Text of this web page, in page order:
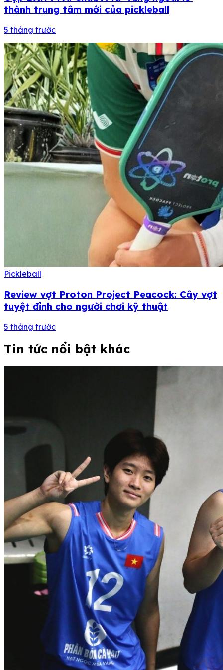
thành trung tâm mới của pickleball
5 tháng trước
Pickleball
Review vợt Proton Project Peacock: Cây vợt
tuyệt đỉnh cho người chơi kỹ thuật
5 tháng trước
Tin tức nổi bật khác